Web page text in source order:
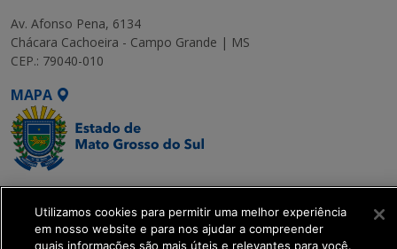
Av. Afonso Pena, 6134
Chácara Cachoeira - Campo Grande | MS
CEP.: 79040-010
MAPA
SETDIG | Secretaria-
Executiva de
Transformação Digital
Utilizamos cookies para permitir uma melhor experiência
em nosso website e para nos ajudar a compreender
quais informações são mais úteis e relevantes para você.